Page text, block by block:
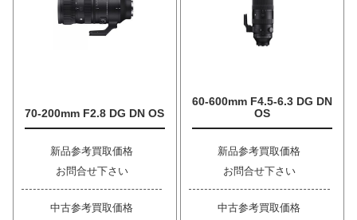
70-200mm F2.8 DG DN OS
新品参考買取価格
お問合せ下さい
中古参考買取価格
60-600mm F4.5-6.3 DG DN
OS
新品参考買取価格
お問合せ下さい
中古参考買取価格